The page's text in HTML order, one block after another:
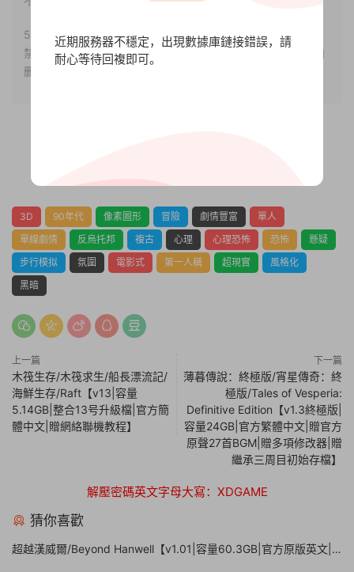
5.本站提供的所有資源僅供參考學習使用，版權歸原著所有，
禁止下載本站資源參與任何商業和非法行爲，請于24小時之内
删除!
3D 90年代 像素圖形 冒險 劇情豐富
單人
單線劇情
反烏托邦 複古 心理 心理恐怖 恐怖
懸疑
步行模拟
氛圍 電影式 第一人稱 超現實
風格化
黑暗
上一篇
木筏生存/木筏求生/船長漂流記/
海鮮生存/Raft【v13|容量
5.14GB|整合13号升級檔|官方簡
體中文|贈網絡聯機教程】
下一篇
薄暮傳說：終極版/宵星傳奇：終
極版/Tales of Vesperia:
Definitive Edition【v1.3終極版|
容量24GB|官方繁體中文|贈官方
原聲27首BGM|贈多項修改器|贈
繼承三周目初始存檔】
解壓密碼英文字母大寫：XDGAME
猜你喜歡
超越漢威爾/Beyond Hanwell【v1.01|容量60.3GB|官方原版英文|
近期服務器不穩定，出現數據庫鏈接錯誤，請
耐心等待回複即可。